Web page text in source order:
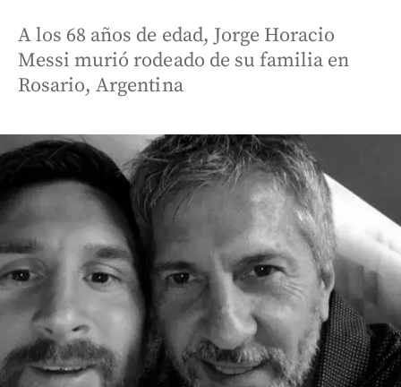
A los 68 años de edad, Jorge Horacio
Messi murió rodeado de su familia en
Rosario, Argentina